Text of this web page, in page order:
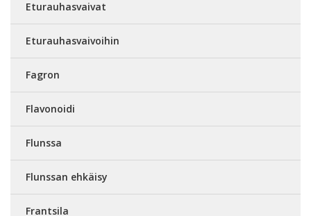
Eturauhasvaivat
Eturauhasvaivoihin
Fagron
Flavonoidi
Flunssa
Flunssan ehkäisy
Frantsila